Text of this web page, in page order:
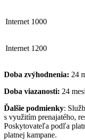
Internet 1000
Internet 1200
Doba zvýhodnenia: 24
Doba viazanosti: 24
Ďalšie podmienky:
s využitím prenajatého,
Poskytovateľa podľa
platnej kampane.